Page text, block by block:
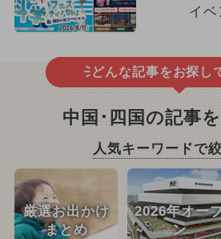
イベ
どんな記事をお探し
中国･四国の記事
人気キーワードで
厳選お出かけ
まとめ
2026年オー
ン